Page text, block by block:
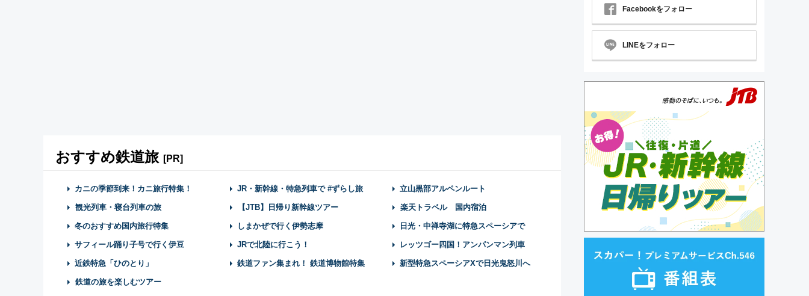
おすすめ鉄道旅 [PR]
カニの季節到来！カニ旅行特集！ JR・新幹線・特急列車で #ずらし旅 立山黒部アルペンルート
観光列車・寝台列車の旅 【JTB】日帰り新幹線ツアー 楽天トラベル 国内宿泊
冬のおすすめ国内旅行特集 しまかぜで行く伊勢志摩 日光・中禅寺湖に特急スペーシアで
サフィール踊り子号で行く伊豆 JRで北陸に行こう！ レッツゴー四国！アンパンマン列車
近鉄特急「ひのとり」 鉄道ファン集まれ！ 鉄道博物館特集 新型特急スペーシアXで日光鬼怒川へ
鉄道の旅を楽しむツアー
Facebookをフォロー
LINEをフォロー